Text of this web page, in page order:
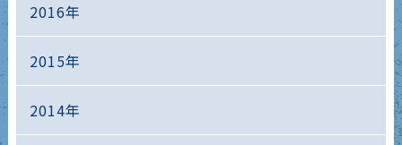
2016年
2015年
2014年